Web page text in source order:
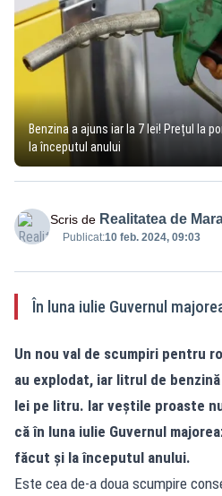
Benzina a ajuns iar la 7 lei! Prețul la
la începutul anului
Scris de Realitatea de
Publicat:10 feb. 2024, 09:03
În luna iulie Guvernul
Un nou val de scumpiri pentru
au explodat, iar litrul de
lei pe litru. Iar veștile proaste
că în luna iulie Guvernul
făcut și la începutul anului.
Este cea de-a doua scumpire